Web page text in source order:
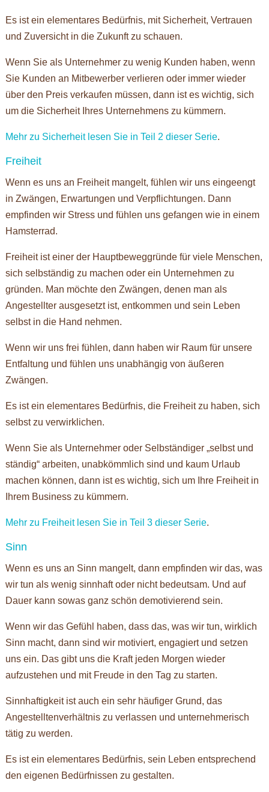
Es ist ein elementares Bedürfnis, mit Sicherheit, Vertrauen
und Zuversicht in die Zukunft zu schauen.
Wenn Sie als Unternehmer zu wenig Kunden haben, wenn
Sie Kunden an Mitbewerber verlieren oder immer wieder
über den Preis verkaufen müssen, dann ist es wichtig, sich
um die Sicherheit Ihres Unternehmens zu kümmern.
Mehr zu Sicherheit lesen Sie in Teil 2 dieser Serie.
Freiheit
Wenn es uns an Freiheit mangelt, fühlen wir uns eingeengt
in Zwängen, Erwartungen und Verpflichtungen. Dann
empfinden wir Stress und fühlen uns gefangen wie in einem
Hamsterrad.
Freiheit ist einer der Hauptbeweggründe für viele Menschen,
sich selbständig zu machen oder ein Unternehmen zu
gründen. Man möchte den Zwängen, denen man als
Angestellter ausgesetzt ist, entkommen und sein Leben
selbst in die Hand nehmen.
Wenn wir uns frei fühlen, dann haben wir Raum für unsere
Entfaltung und fühlen uns unabhängig von äußeren
Zwängen.
Es ist ein elementares Bedürfnis, die Freiheit zu haben, sich
selbst zu verwirklichen.
Wenn Sie als Unternehmer oder Selbständiger „selbst und
ständig“ arbeiten, unabkömmlich sind und kaum Urlaub
machen können, dann ist es wichtig, sich um Ihre Freiheit in
Ihrem Business zu kümmern.
Mehr zu Freiheit lesen Sie in Teil 3 dieser Serie.
Sinn
Wenn es uns an Sinn mangelt, dann empfinden wir das, was
wir tun als wenig sinnhaft oder nicht bedeutsam. Und auf
Dauer kann sowas ganz schön demotivierend sein.
Wenn wir das Gefühl haben, dass das, was wir tun, wirklich
Sinn macht, dann sind wir motiviert, engagiert und setzen
uns ein. Das gibt uns die Kraft jeden Morgen wieder
aufzustehen und mit Freude in den Tag zu starten.
Sinnhaftigkeit ist auch ein sehr häufiger Grund, das
Angestelltenverhältnis zu verlassen und unternehmerisch
tätig zu werden.
Es ist ein elementares Bedürfnis, sein Leben entsprechend
den eigenen Bedürfnissen zu gestalten.